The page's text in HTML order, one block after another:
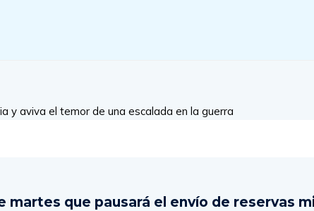
martes que pausará el envío de reservas